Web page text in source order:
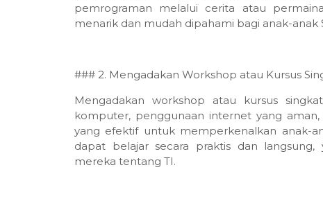
pemrograman melalui cerita atau
menarik dan mudah dipahami bagi anak-anak
### 2. Mengadakan Workshop atau Kursus
Mengadakan workshop atau kursus
komputer, penggunaan internet yang
yang efektif untuk memperkenalkan anak-
dapat belajar secara praktis dan
mereka tentang TI.